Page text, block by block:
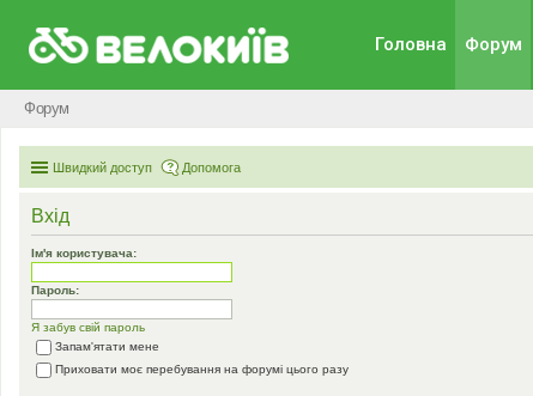
Головна Форум
Форум
Швидкий доступ Допомога
Вхід
Ім'я користувача:
Пароль:
Я забув свій пароль
Запам'ятати мене
Приховати моє перебування на форумі цього разу